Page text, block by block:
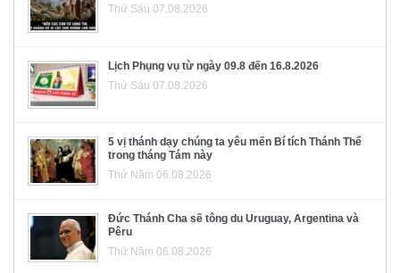
Thứ Sáu 07.08.2026
Lịch Phụng vụ từ ngày 09.8 đến 16.8.2026
Thứ Sáu 07.08.2026
5 vị thánh dạy chúng ta yêu mến Bí tích Thánh Thể
trong tháng Tám này
Thứ Năm 06.08.2026
Đức Thánh Cha sẽ tông du Uruguay, Argentina và
Pêru
Thứ Năm 06.08.2026